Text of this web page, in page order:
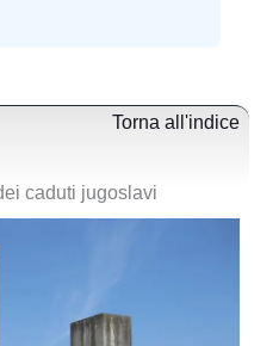
Torna all'indice
caduti jugoslavi